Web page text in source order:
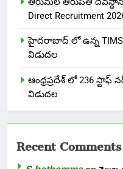
Direct Recruitment
హైదరాబాద్ లో ఉన్న TIMS
విడుదల
ఆంధ్రప్రదేశ్ లో 236 స్టాఫ్
విడుదల
Recent Comments